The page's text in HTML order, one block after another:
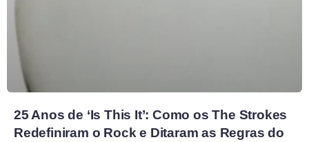
25 Anos de ‘Is This It’: Como os The Strokes
Redefiniram o Rock e Ditaram as Regras do